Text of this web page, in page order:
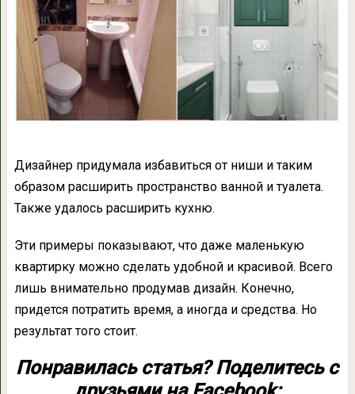
Дизайнер придумала избавиться от ниши и таким
образом расширить пространство ванной и туалета.
Также удалось расширить кухню.
Эти примеры показывают, что даже маленькую
квартирку можно сделать удобной и красивой. Всего
лишь внимательно продумав дизайн. Конечно,
придется потратить время, а иногда и средства. Но
результат того стоит.
Понравилась статья? Поделитесь с